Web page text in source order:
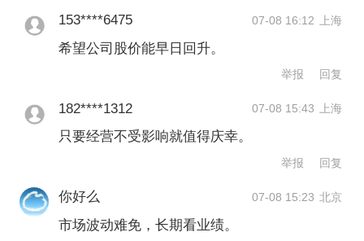
再度下行。
对于股价下跌，多位投资者在互动平台
询问该公司市值管理工作。该公司回复
称，持续开展常态化股份回购并完成了
部分回购股份的注销工作，后续将结合
实际情况及市场环境综合研判回购、增
持等相关举措，努力推动上市公司市场
153****6475 07-08 16:12 上海
希望公司股价能早日回升。
举报 回复
182****1312 07-08 15:43 上海
只要经营不受影响就值得庆幸。
举报 回复
你好么 07-08 15:23 北京
市场波动难免，长期看业绩。